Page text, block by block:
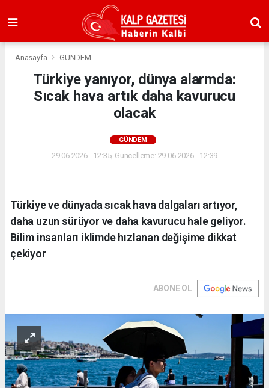
Anasayfa GÜNDEM
Türkiye yanıyor, dünya alarmda:
Sıcak hava artık daha kavurucu
olacak
GÜNDEM
29.06.2026 - 12:35, Güncelleme: 29.06.2026 - 12:39
Türkiye ve dünyada sıcak hava dalgaları artıyor,
daha uzun sürüyor ve daha kavurucu hale geliyor.
Bilim insanları iklimde hızlanan değişime dikkat
çekiyor
ABONE OL